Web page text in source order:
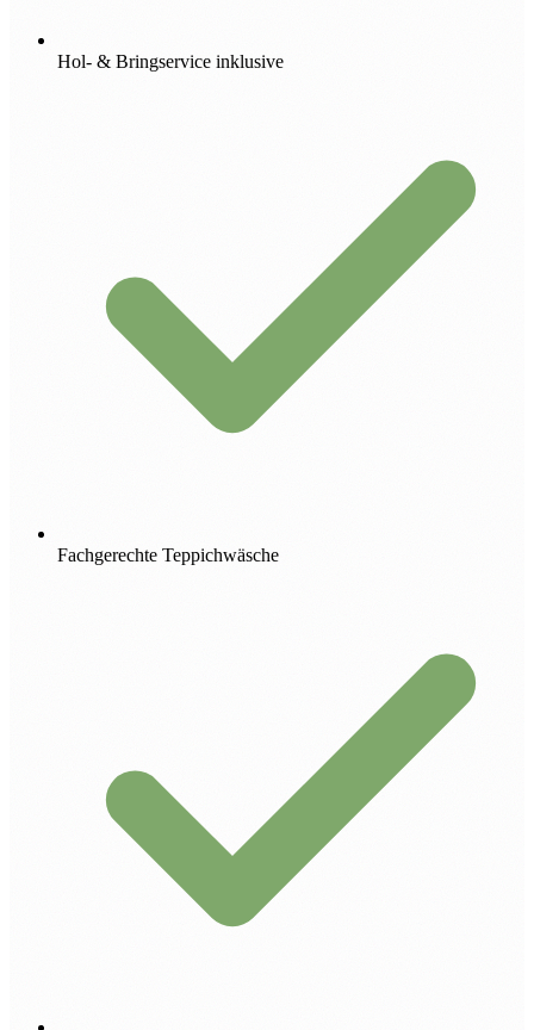
Hol- & Bringservice inklusive
Fachgerechte Teppichwäsche